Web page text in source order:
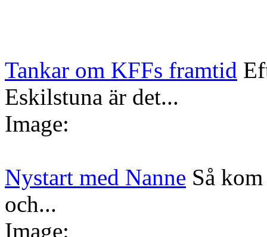
Tankar om KFFs framtid
Eskilstuna är det...
Image:
Nystart med Nanne Så
och...
Image: